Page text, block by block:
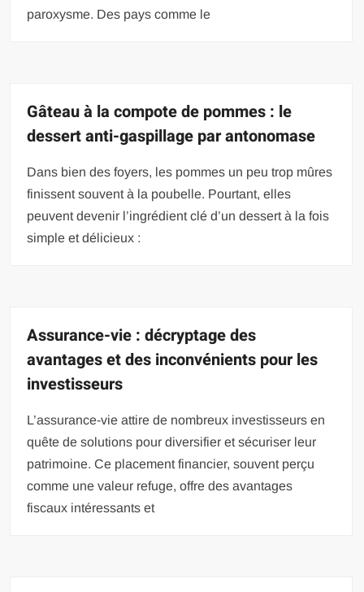
paroxysme. Des pays comme le
Gâteau à la compote de pommes : le
dessert anti-gaspillage par antonomase
Dans bien des foyers, les pommes un peu trop mûres
finissent souvent à la poubelle. Pourtant, elles
peuvent devenir l’ingrédient clé d’un dessert à la fois
simple et délicieux :
Assurance-vie : décryptage des
avantages et des inconvénients pour les
investisseurs
L’assurance-vie attire de nombreux investisseurs en
quête de solutions pour diversifier et sécuriser leur
patrimoine. Ce placement financier, souvent perçu
comme une valeur refuge, offre des avantages
fiscaux intéressants et